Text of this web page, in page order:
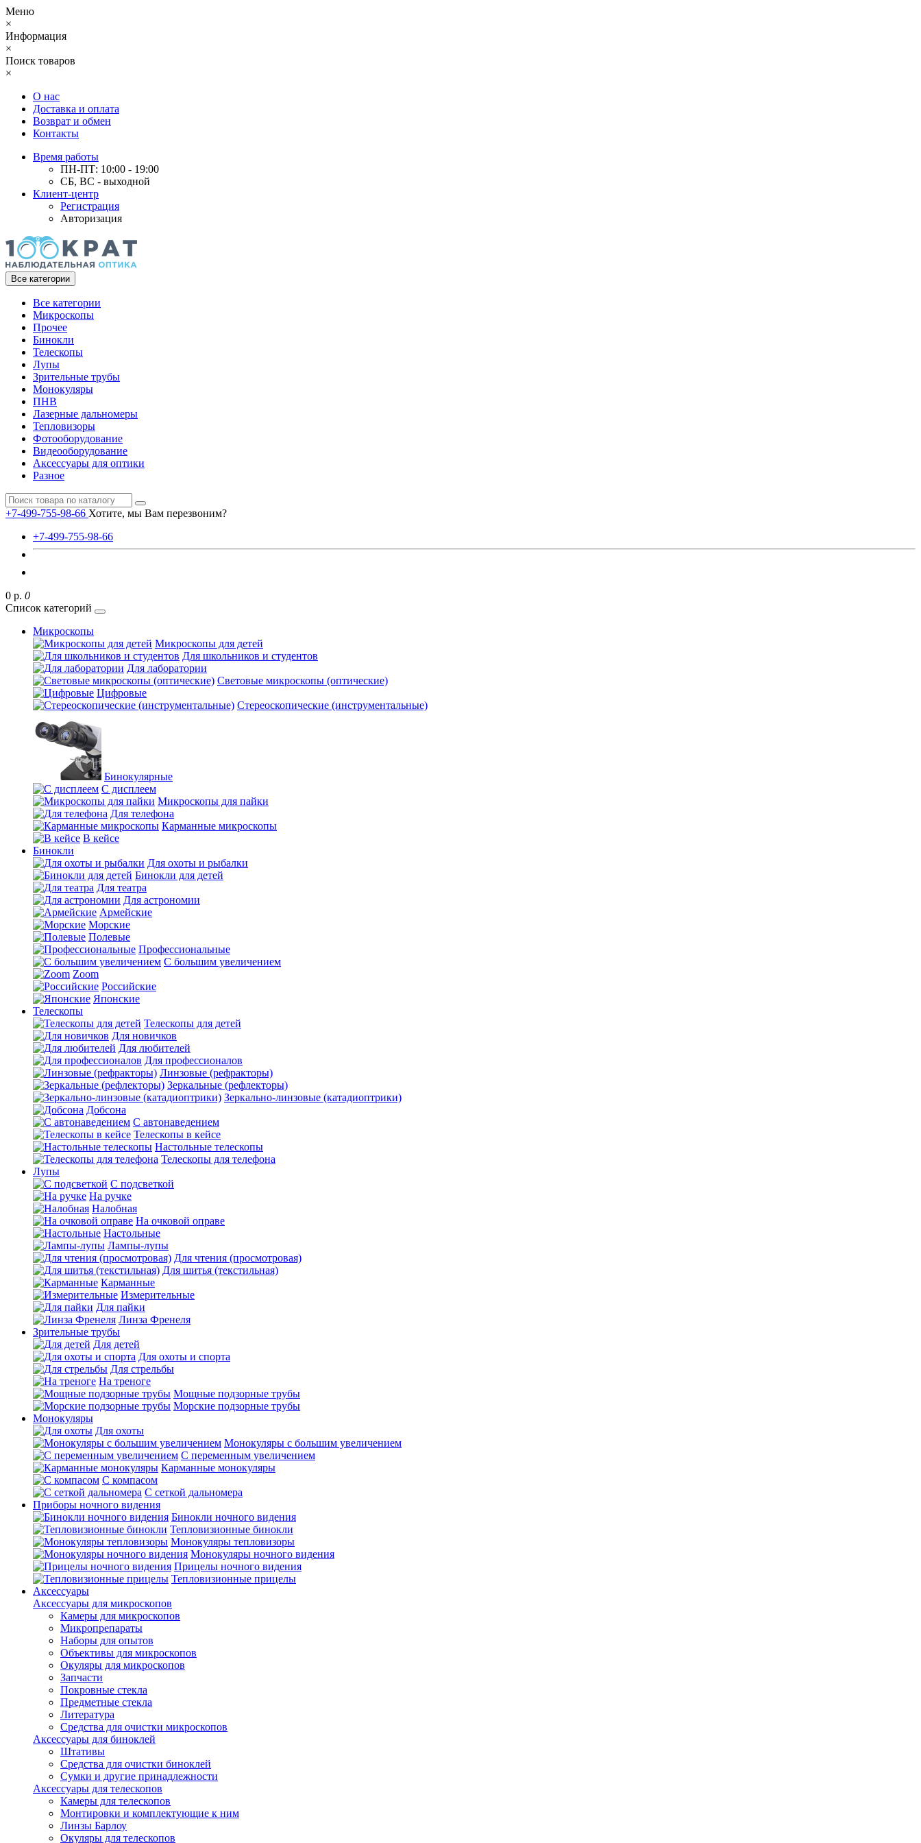
Меню
×
Информация
×
Поиск товаров
×
О нас
Доставка и оплата
Возврат и обмен
Контакты
Время работы
ПН-ПТ: 10:00 - 19:00
СБ, ВС - выходной
Клиент-центр
Регистрация
Авторизация
Все категории
Все категории
Микроскопы
Прочее
Бинокли
Телескопы
Лупы
Зрительные трубы
Монокуляры
ПНВ
Лазерные дальномеры
Тепловизоры
Фотооборудование
Видеооборудование
Аксессуары для оптики
Разное
+7-499-755-98-66 Хотите, мы Вам перезвоним?
+7-499-755-98-66
0 р. 0
Список категорий
Микроскопы
Микроскопы для детей
Для школьников и студентов
Для лаборатории
Световые микроскопы (оптические)
Цифровые
Стереоскопические (инструментальные)
Бинокулярные
С дисплеем
Микроскопы для пайки
Для телефона
Карманные микроскопы
В кейсе
Бинокли
Для охоты и рыбалки
Бинокли для детей
Для театра
Для астрономии
Армейские
Морские
Полевые
Профессиональные
С большим увеличением
Zoom
Российские
Японские
Телескопы
Телескопы для детей
Для новичков
Для любителей
Для профессионалов
Линзовые (рефракторы)
Зеркальные (рефлекторы)
Зеркально-линзовые (катадиоптрики)
Добсона
С автонаведением
Телескопы в кейсе
Настольные телескопы
Телескопы для телефона
Лупы
С подсветкой
На ручке
Налобная
На очковой оправе
Настольные
Лампы-лупы
Для чтения (просмотровая)
Для шитья (текстильная)
Карманные
Измерительные
Для пайки
Линза Френеля
Зрительные трубы
Для детей
Для охоты и спорта
Для стрельбы
На треноге
Мощные подзорные трубы
Морские подзорные трубы
Монокуляры
Для охоты
Монокуляры с большим увеличением
С переменным увеличением
Карманные монокуляры
С компасом
С сеткой дальномера
Приборы ночного видения
Бинокли ночного видения
Тепловизионные бинокли
Монокуляры тепловизоры
Монокуляры ночного видения
Прицелы ночного видения
Тепловизионные прицелы
Аксессуары
Аксессуары для микроскопов
Камеры для микроскопов
Микропрепараты
Наборы для опытов
Объективы для микроскопов
Окуляры для микроскопов
Запчасти
Покровные стекла
Предметные стекла
Литература
Средства для очистки микроскопов
Аксессуары для биноклей
Штативы
Средства для очистки биноклей
Сумки и другие принадлежности
Аксессуары для телескопов
Камеры для телескопов
Монтировки и комплектующие к ним
Линзы Барлоу
Окуляры для телескопов